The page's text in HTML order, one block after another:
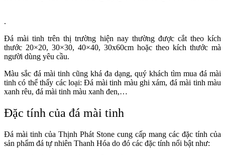
.
Đá mài tinh trên thị trường hiện nay thường được cắt theo kích
thước 20×20, 30×30, 40×40, 30x60cm hoặc theo kích thước mà
người dùng yêu cầu.
Màu sắc đá mài tinh cũng khá đa dạng, quý khách tìm mua đá mài
tinh có thể thấy các loại: Đá mài tinh màu ghi xám, đá mài tinh màu
xanh rêu, đá mài tinh màu xanh đen,…
Đặc tính của đá mài tinh
Đá mài tinh của Thịnh Phát Stone cung cấp mang các đặc tính của
sản phẩm đá tự nhiên Thanh Hóa do đó các đặc tính nổi bật như: